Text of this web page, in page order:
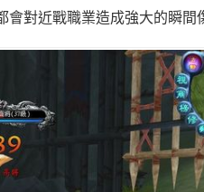
對近戰職業造成強大的瞬間